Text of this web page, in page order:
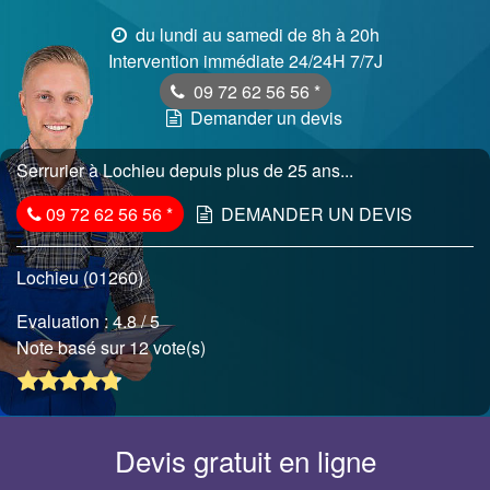
du lundi au samedi de 8h à 20h
Intervention immédiate 24/24H 7/7J
09 72 62 56 56 *
Demander un devis
Serrurier à Lochieu depuis plus de 25 ans...
09 72 62 56 56* DEMANDER UN DEVIS
Lochieu (01260)
Evaluation :4.8/ 5
Note basé sur 12 vote(s)
Devis gratuit en ligne